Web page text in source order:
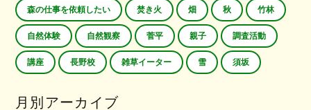
森の仕事を依頼したい 焚き火 畑 秋 竹林
自然体験 自然観察 菅平 親子 調査活動
講座 長野校 雑草イーター 雪 須坂
月別アーカイブ